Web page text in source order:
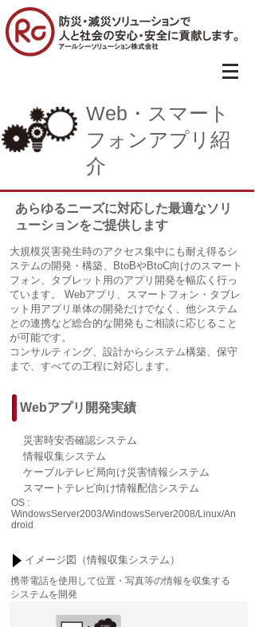
Web・スマート
フォンアプリ紹
介
あらゆるニーズに対応した最適なソリ
ューションをご提供します
大規模災害発生時のアクセス集中にも耐え得るシ
ステムの開発・構築、BtoBやBtoC向けのスマート
フォン、タブレット用のアプリ開発を幅広く行っ
ています。 Webアプリ、スマートフォン・タブレ
ット用アプリ単体の開発だけでなく、他システム
との連携など総合的な開発もご相談に応じること
が可能です。
コンサルティング、設計からシステム構築、保守
まで、すべての工程に対応します。
Webアプリ開発実績
災害時安否確認システム
情報収集システム
ケーブルテレビ局向け災害情報システム
スマートテレビ向け情報配信システム
OS :
WindowsServer2003/WindowsServer2008/Linux/An
droid
イメージ図（情報収集システム）
携帯電話を使用して位置・写真等の情報を収集する
システムを開発